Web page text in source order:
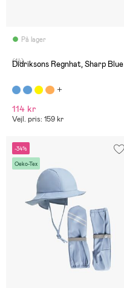
På lager
(14)
Didriksons Regnhat, Sharp Blue
114 kr
Vejl. pris: 159 kr
-34%
Oeko-Tex